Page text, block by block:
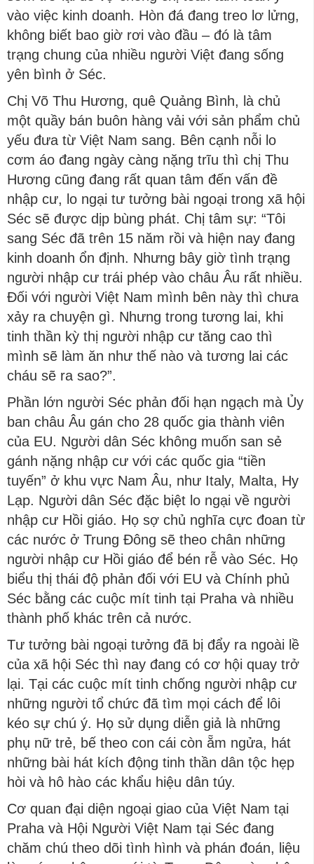
vào việc kinh doanh. Hòn đá đang treo lơ lửng,
không biết bao giờ rơi vào đầu – đó là tâm
trạng chung của nhiều người Việt đang sống
yên bình ở Séc.
Chị Võ Thu Hương, quê Quảng Bình, là chủ
một quầy bán buôn hàng vải với sản phẩm chủ
yếu đưa từ Việt Nam sang. Bên cạnh nỗi lo
cơm áo đang ngày càng nặng trĩu thì chị Thu
Hương cũng đang rất quan tâm đến vấn đề
nhập cư, lo ngại tư tưởng bài ngoại trong xã hội
Séc sẽ được dịp bùng phát. Chị tâm sự: “Tôi
sang Séc đã trên 15 năm rồi và hiện nay đang
kinh doanh ổn định. Nhưng bây giờ tình trạng
người nhập cư trái phép vào châu Âu rất nhiều.
Đối với người Việt Nam mình bên này thì chưa
xảy ra chuyện gì. Nhưng trong tương lai, khi
tinh thần kỳ thị người nhập cư tăng cao thì
mình sẽ làm ăn như thế nào và tương lai các
cháu sẽ ra sao?”.
Phần lớn người Séc phản đối hạn ngạch mà Ủy
ban châu Âu gán cho 28 quốc gia thành viên
của EU. Người dân Séc không muốn san sẻ
gánh nặng nhập cư với các quốc gia “tiền
tuyến” ở khu vực Nam Âu, như Italy, Malta, Hy
Lạp. Người dân Séc đặc biệt lo ngại về người
nhập cư Hồi giáo. Họ sợ chủ nghĩa cực đoan từ
các nước ở Trung Đông sẽ theo chân những
người nhập cư Hồi giáo để bén rễ vào Séc. Họ
biểu thị thái độ phản đối với EU và Chính phủ
Séc bằng các cuộc mít tinh tại Praha và nhiều
thành phố khác trên cả nước.
Tư tưởng bài ngoại tưởng đã bị đẩy ra ngoài lề
của xã hội Séc thì nay đang có cơ hội quay trở
lại. Tại các cuộc mít tinh chống người nhập cư
những người tổ chức đã tìm mọi cách để lôi
kéo sự chú ý. Họ sử dụng diễn giả là những
phụ nữ trẻ, bế theo con cái còn ẵm ngửa, hát
những bài hát kích động tinh thần dân tộc hẹp
hòi và hô hào các khẩu hiệu dân túy.
Cơ quan đại diện ngoại giao của Việt Nam tại
Praha và Hội Người Việt Nam tại Séc đang
chăm chú theo dõi tình hình và phán đoán, liệu